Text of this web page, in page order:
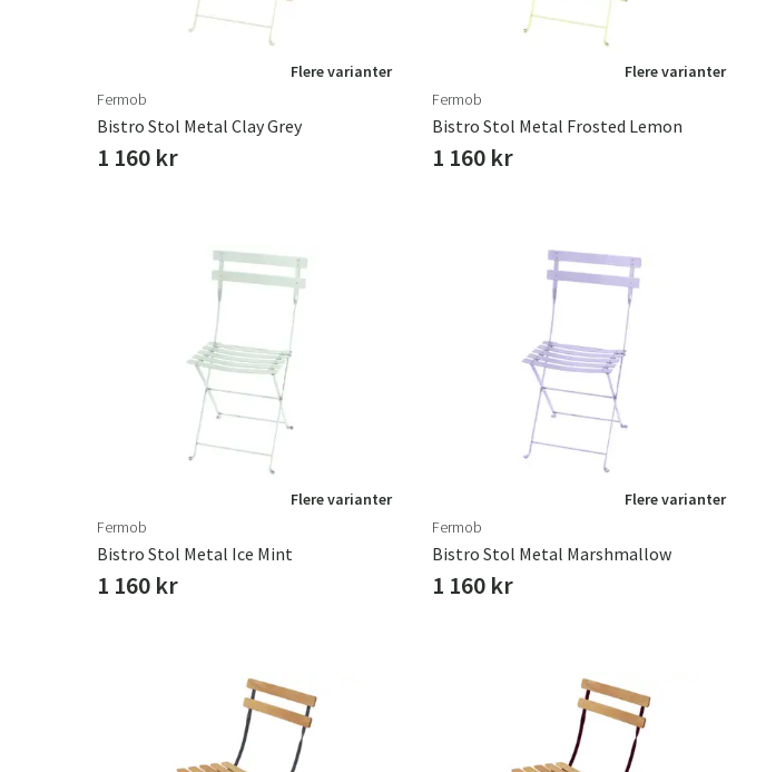
Flere varianter
Fermob
Bistro Stol Metal Clay Grey
1 160 kr
Flere varianter
Fermob
Bistro Stol Metal Frosted Lemon
1 160 kr
Flere varianter
Fermob
Bistro Stol Metal Ice Mint
1 160 kr
Flere varianter
Fermob
Bistro Stol Metal Marshmallow
1 160 kr